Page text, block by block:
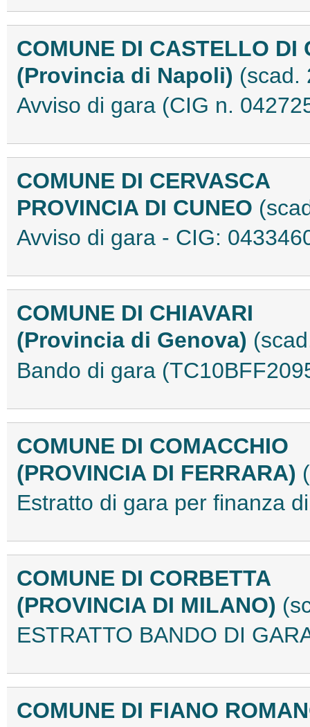
COMUNE DI CASTELLO DI
(Provincia di Napoli) (scad.
Avviso di gara (CIG n.
COMUNE DI CERVASCA
PROVINCIA DI CUNEO
Avviso di gara - CIG:
COMUNE DI CHIAVARI
(Provincia di Genova)
Bando di gara
COMUNE DI COMACCHIO
(PROVINCIA DI FERRARA)
Estratto di gara per finanza
COMUNE DI CORBETTA
(PROVINCIA DI MILANO)
ESTRATTO BANDO DI
COMUNE DI FIANO